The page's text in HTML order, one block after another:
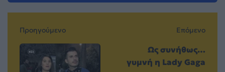
Προηγούμενο Επόμενο
Ως συνήθως…
γυμνή η Lady Gaga